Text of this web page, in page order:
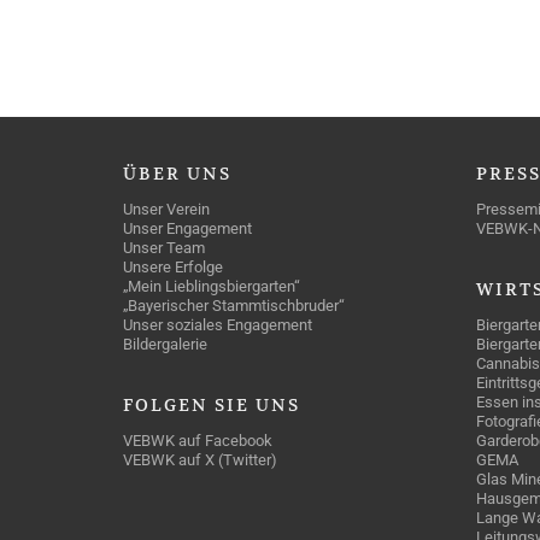
ÜBER UNS
Unser Verein
Unser Engagement
Unser Team
Unsere Erfolge
„Mein Lieblingsbiergarten“
„Bayerischer Stammtischbruder“
Unser soziales Engagement
Bildergalerie
FOLGEN SIE UNS
VEBWK auf Facebook
VEBWK auf X (Twitter)
VEBWK-
Essen
GEMA
Glas
Lange